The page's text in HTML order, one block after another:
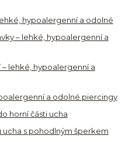
hypoalergenní a odolné
– lehké, hypoalergenní a
lehké, hypoalergenní a
a odolné piercingy
horní části ucha
ucha s pohodlným šperkem